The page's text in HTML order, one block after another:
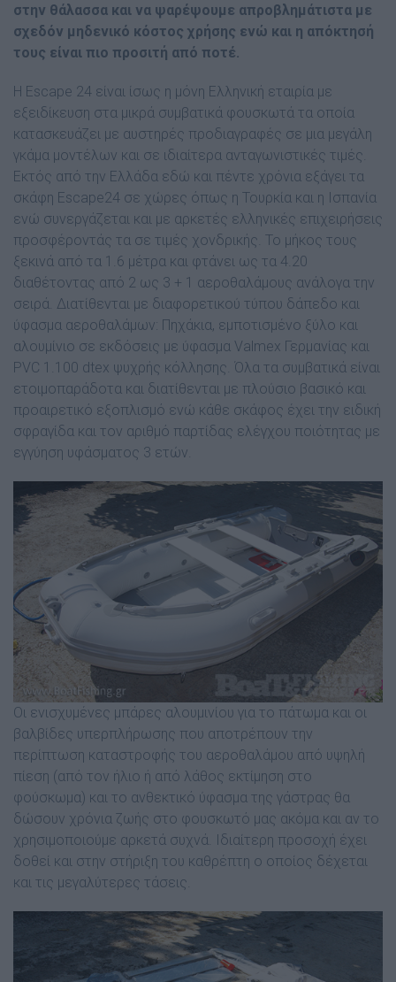
στην θάλασσα και να ψαρέψουµε απροβληµάτιστα µε
σχεδόν µηδενικό κόστος χρήσης ενώ και η απόκτησή
τους είναι πιο προσιτή από ποτέ.
Η Escape 24 είναι ίσως η µόνη Ελληνική εταιρία µε
εξειδίκευση στα µικρά συµβατικά φουσκωτά τα οποία
κατασκευάζει µε αυστηρές προδιαγραφές σε µια µεγάλη
γκάµα µοντέλων και σε ιδιαίτερα ανταγωνιστικές τιµές.
Εκτός από την Ελλάδα εδώ και πέντε χρόνια εξάγει τα
σκάφη Escape24 σε χώρες όπως η Τουρκία και η Ισπανία
ενώ συνεργάζεται και µε αρκετές ελληνικές επιχειρήσεις
προσφέροντάς τα σε τιµές χονδρικής. Το µήκος τους
ξεκινά από τα 1.6 µέτρα και φτάνει ως τα 4.20
διαθέτοντας από 2 ως 3 + 1 αεροθαλάµους ανάλογα την
σειρά. ∆ιατίθενται µε διαφορετικού τύπου δάπεδο και
ύφασµα αεροθαλάµων: Πηχάκια, εµποτισµένο ξύλο και
αλουµίνιο σε εκδόσεις µε ύφασµα Valmex Γερµανίας και
PVC 1.100 dtex ψυχρής κόλλησης. Όλα τα συµβατικά είναι
ετοιµοπαράδοτα και διατίθενται µε πλούσιο βασικό και
προαιρετικό εξοπλισµό ενώ κάθε σκάφος έχει την ειδική
σφραγίδα και τον αριθµό παρτίδας ελέγχου ποιότητας µε
εγγύηση υφάσµατος 3 ετών.
Οι ενισχυµένες µπάρες αλουµινίου για το πάτωµα και οι
βαλβίδες υπερπλήρωσης που αποτρέπουν την
περίπτωση καταστροφής του αεροθαλάµου από υψηλή
πίεση (από τον ήλιο ή από λάθος εκτίµηση στο
φούσκωµα) και το ανθεκτικό ύφασµα της γάστρας θα
δώσουν χρόνια ζωής στο φουσκωτό µας ακόµα και αν το
χρησιµοποιούµε αρκετά συχνά. Ιδιαίτερη προσοχή έχει
δοθεί και στην στήριξη του καθρέπτη ο οποίος δέχεται
και τις µεγαλύτερες τάσεις.